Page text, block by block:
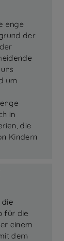
enge
der
um
in
die
Kindern
für die
einem
dem